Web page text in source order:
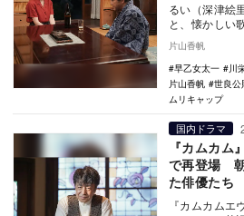
るい（深津絵
と、懐かしい
の声がする。
語のテキスト
片山香帆
早乙女太一
川
片山香帆
世良公
ムリキャップ
国内ドラマ
『カムカム
で再登場
た俳優たち
『カムカムエ